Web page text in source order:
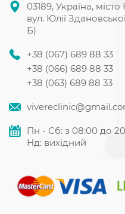
03189, Україна, місто
вул. Юлії
Б)
+38 (067) 689 88 33
+38 (066) 689 88 33
+38 (063) 689 88 33
Пн - Сб: з 08:00 до
Нд: вихідний